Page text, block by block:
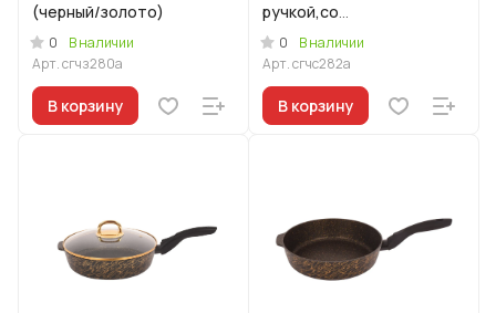
(черный/золото)
0
В наличии
Арт.сгчз280а
В корзину
ручкой,со
стекл.крышкой,АП линия
"Грация" (черный/
серебро)
0
В наличии
Арт.сгчс282а
В корзину